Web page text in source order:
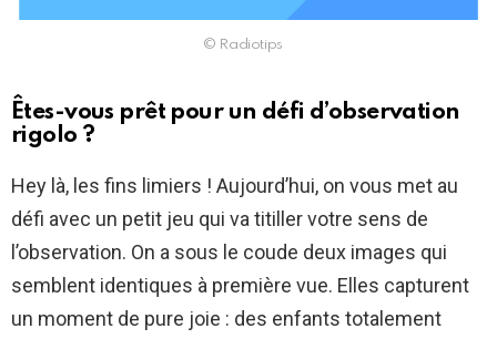
© Radiotips
Êtes-vous prêt pour un défi d’observation
rigolo ?
Hey là, les fins limiers ! Aujourd’hui, on vous met au
défi avec un petit jeu qui va titiller votre sens de
l’observation. On a sous le coude deux images qui
semblent identiques à première vue. Elles capturent
un moment de pure joie : des enfants totalement